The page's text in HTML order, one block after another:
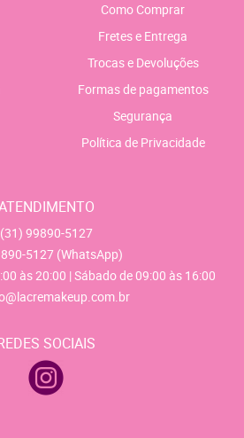
Como Comprar
Fretes e Entrega
Trocas e Devoluções
Formas de pagamentos
Segurança
Política de Privacidade
(31) 99890-5127
5127 (WhatsApp)
às 20:00 | Sábado de 09:00 às 16:00
SOCIAIS